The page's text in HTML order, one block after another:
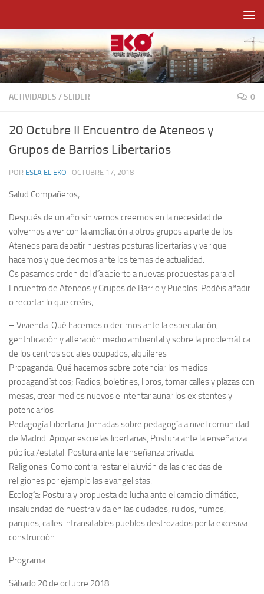
ACTIVIDADES /SLIDER 0
20 Octubre II Encuentro de Ateneos y
Grupos de Barrios Libertarios
POR ESLA EL EKO · OCTUBRE 17, 2018
Salud Compañeros;
Después de un año sin vernos creemos en la necesidad de
volvernos a ver con la ampliación a otros grupos a parte de los
Ateneos para debatir nuestras posturas libertarias y ver que
hacemos y que decimos ante los temas de actualidad.
Os pasamos orden del día abierto a nuevas propuestas para el
Encuentro de Ateneos y Grupos de Barrio y Pueblos. Podéis añadir
o recortar lo que creáis;
– Vivienda: Qué hacemos o decimos ante la especulación,
gentrificación y alteración medio ambiental y sobre la problemática
de los centros sociales ocupados, alquileres
Propaganda: Qué hacemos sobre potenciar los medios
propagandísticos; Radios, boletines, libros, tomar calles y plazas con
mesas, crear medios nuevos e intentar aunar los existentes y
potenciarlos
Pedagogía Libertaria: Jornadas sobre pedagogía a nivel comunidad
de Madrid. Apoyar escuelas libertarias, Postura ante la enseñanza
pública /estatal. Postura ante la enseñanza privada.
Religiones: Como contra restar el aluvión de las crecidas de
religiones por ejemplo las evangelistas.
Ecología: Postura y propuesta de lucha ante el cambio climático,
insalubridad de nuestra vida en las ciudades, ruidos, humos,
parques, calles intransitables pueblos destrozados por la excesiva
construcción…
Programa
Sábado 20 de octubre 2018